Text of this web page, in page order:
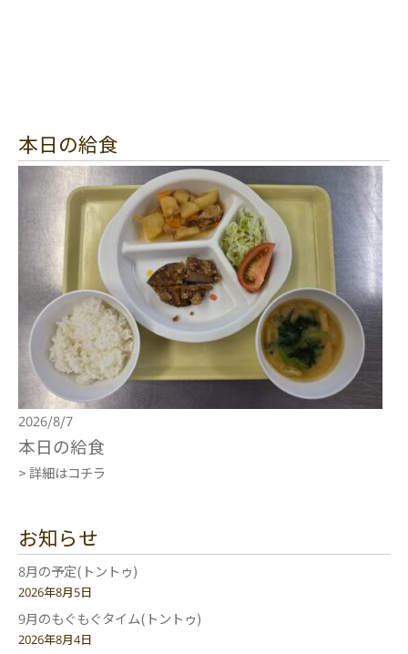
本日の給食
2026/8/7
本日の給食
> 詳細はコチラ
お知らせ
8月の予定(トントゥ)
2026年8月5日
9月のもぐもぐタイム(トントゥ)
2026年8月4日